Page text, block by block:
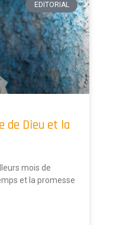
EDITORIAL
de Dieu et la
mois de
et la promesse